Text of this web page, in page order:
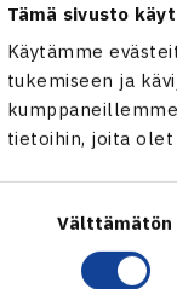
Tämä sivusto
Käytämme
tukemiseen ja
tietoihin, joita
Välttämätön
Jaa: